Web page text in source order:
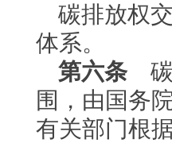
碳排放权
体系。
第六条 碳
围，由国务
有关部门根